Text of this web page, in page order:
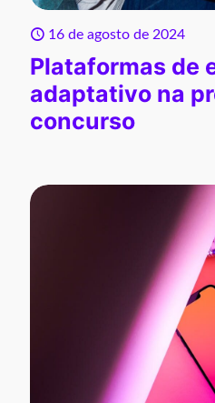
16 de agosto de 2024
Plataformas de
adaptativo na
concurso